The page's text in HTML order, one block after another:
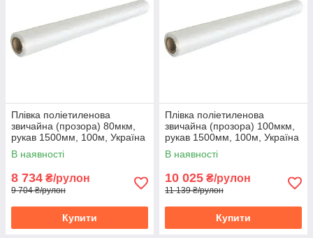
Плівка поліетиленова
звичайна (прозора) 80мкм,
рукав 1500мм, 100м, Україна
(10-936)
В наявності
8 734 ₴/рулон
9 704 ₴/рулон
Купити
Плівка поліетиленова
звичайна (прозора) 100мкм,
рукав 1500мм, 100м, Україна
(10-937)
В наявності
10 025 ₴/рулон
11 139 ₴/рулон
Купити